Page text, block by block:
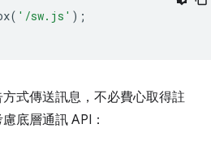
( '/sw.js' );
式傳送訊息，不必費心取得註
底層通訊 API：